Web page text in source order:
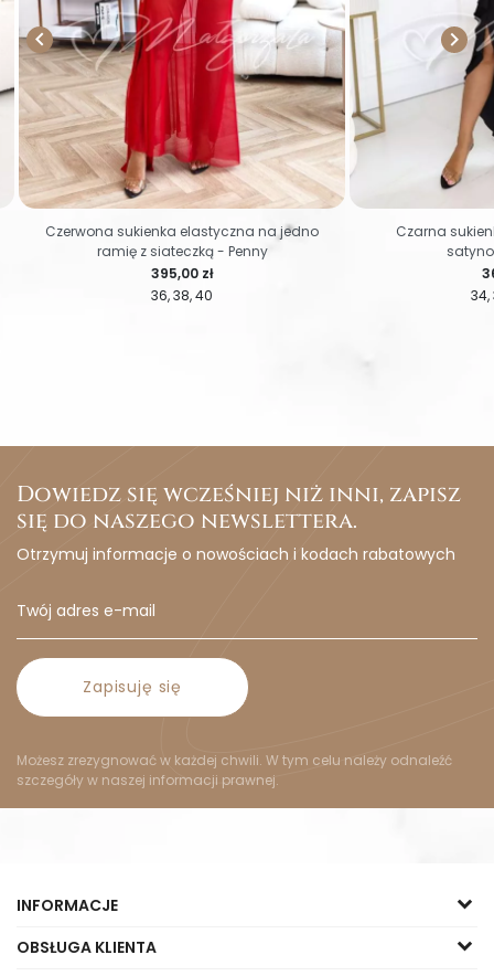

36 38 40
Cena
395,00 zł
Czerwona sukienka elastyczna na jedno
ramię z siateczką - Penny
34
Czarna

Dowiedz się wcześniej niż inni, zapisz
się do naszego newslettera.
Otrzymuj informacje o nowościach i kodach rabatowych
Zapisuję się
Możesz zrezygnować w każdej chwili. W tym celu należy odnaleźć
szczegóły w naszej informacji prawnej.
INFORMACJE
OBSŁUGA KLIENTA